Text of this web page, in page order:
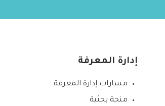
إدارة المعرفة
مسارات إدارة المعرفة
منحة بحثية